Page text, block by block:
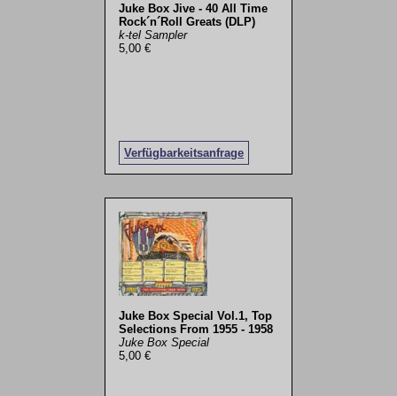
Juke Box Jive - 40 All Time
Rock´n´Roll Greats (DLP)
k-tel Sampler
5,00 €
Verfügbarkeitsanfrage
Juke Box Special Vol.1, Top
Selections From 1955 - 1958
Juke Box Special
5,00 €